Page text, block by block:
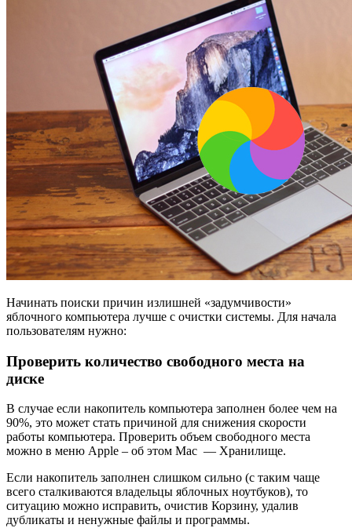
Начинать поиски причин излишней «задумчивости»
яблочного компьютера лучше с очистки системы. Для начала
пользователям нужно:
Проверить количество свободного места на
диске
В случае если накопитель компьютера заполнен более чем на
90%, это может стать причиной для снижения скорости
работы компьютера. Проверить объем свободного места
можно в меню Apple – об этом Mac — Хранилище.
Если накопитель заполнен слишком сильно (с таким чаще
всего сталкиваются владельцы яблочных ноутбуков), то
ситуацию можно исправить, очистив Корзину, удалив
дубликаты и ненужные файлы и программы.